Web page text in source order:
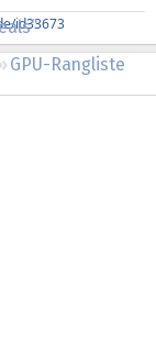
GPU-Rangliste
id33673